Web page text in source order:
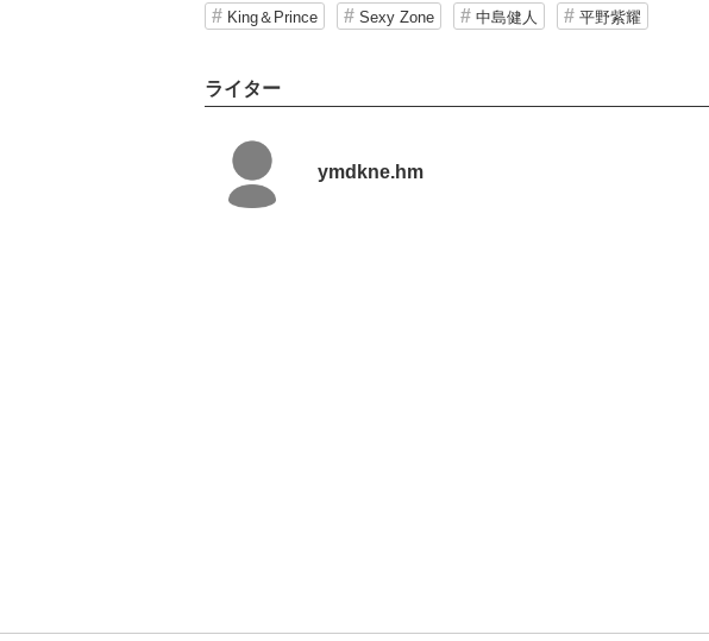
King＆Prince Sexy Zone 中島健人 平野紫耀
ライター
ymdkne.hm